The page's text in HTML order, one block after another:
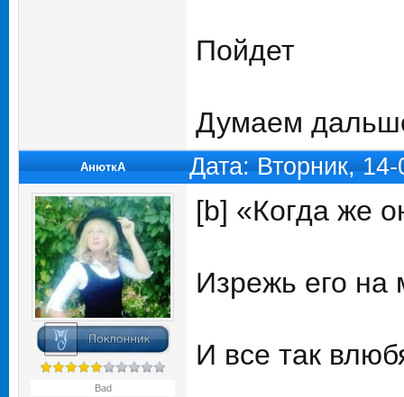
Пойдет
Думаем
АнюткA Дата: Вторник,
Bad
[b] «Когда же
Изрежь его на
И все так